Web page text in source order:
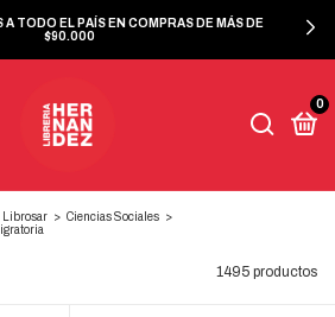
A TODO EL PAÍS EN COMPRAS DE MÁS DE
$90.000
0
Librosar > Ciencias Sociales >
1495 productos